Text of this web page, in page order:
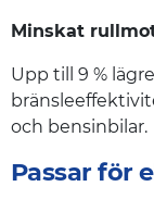
Minskat
Upp till 9 %
och bensinbilar.
Passar för